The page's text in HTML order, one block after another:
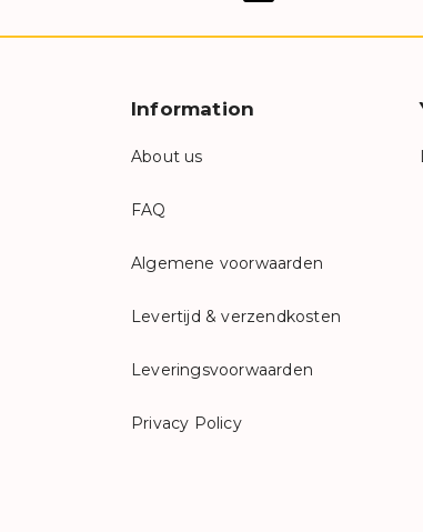
Information
About us
FAQ
Algemene voorwaarden
Levertijd & verzendkosten
Leveringsvoorwaarden
Privacy Policy